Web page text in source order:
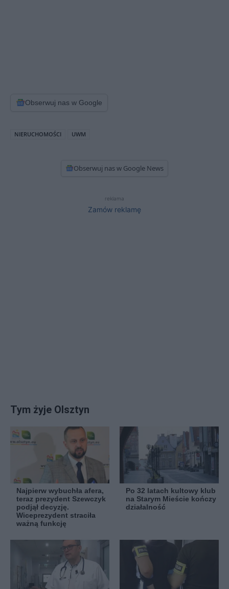
Obserwuj nas w Google
NIERUCHOMOŚCI UWM
Obserwuj nas w Google News
reklama
Zamów reklamę
Tym żyje Olsztyn
Najpierw wybuchła afera,
teraz prezydent Szewczyk
podjął decyzję.
Wiceprezydent straciła
ważną funkcję
Po 32 latach kultowy klub
na Starym Mieście kończy
działalność